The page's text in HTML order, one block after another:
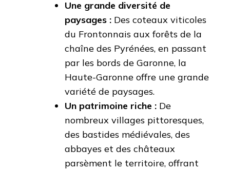
Une grande diversité de
paysages : Des coteaux viticoles
du Frontonnais aux forêts de la
chaîne des Pyrénées, en passant
par les bords de Garonne, la
Haute-Garonne offre une grande
variété de paysages.
Un patrimoine riche : De
nombreux villages pittoresques,
des bastides médiévales, des
abbayes et des châteaux
parsèment le territoire, offrant